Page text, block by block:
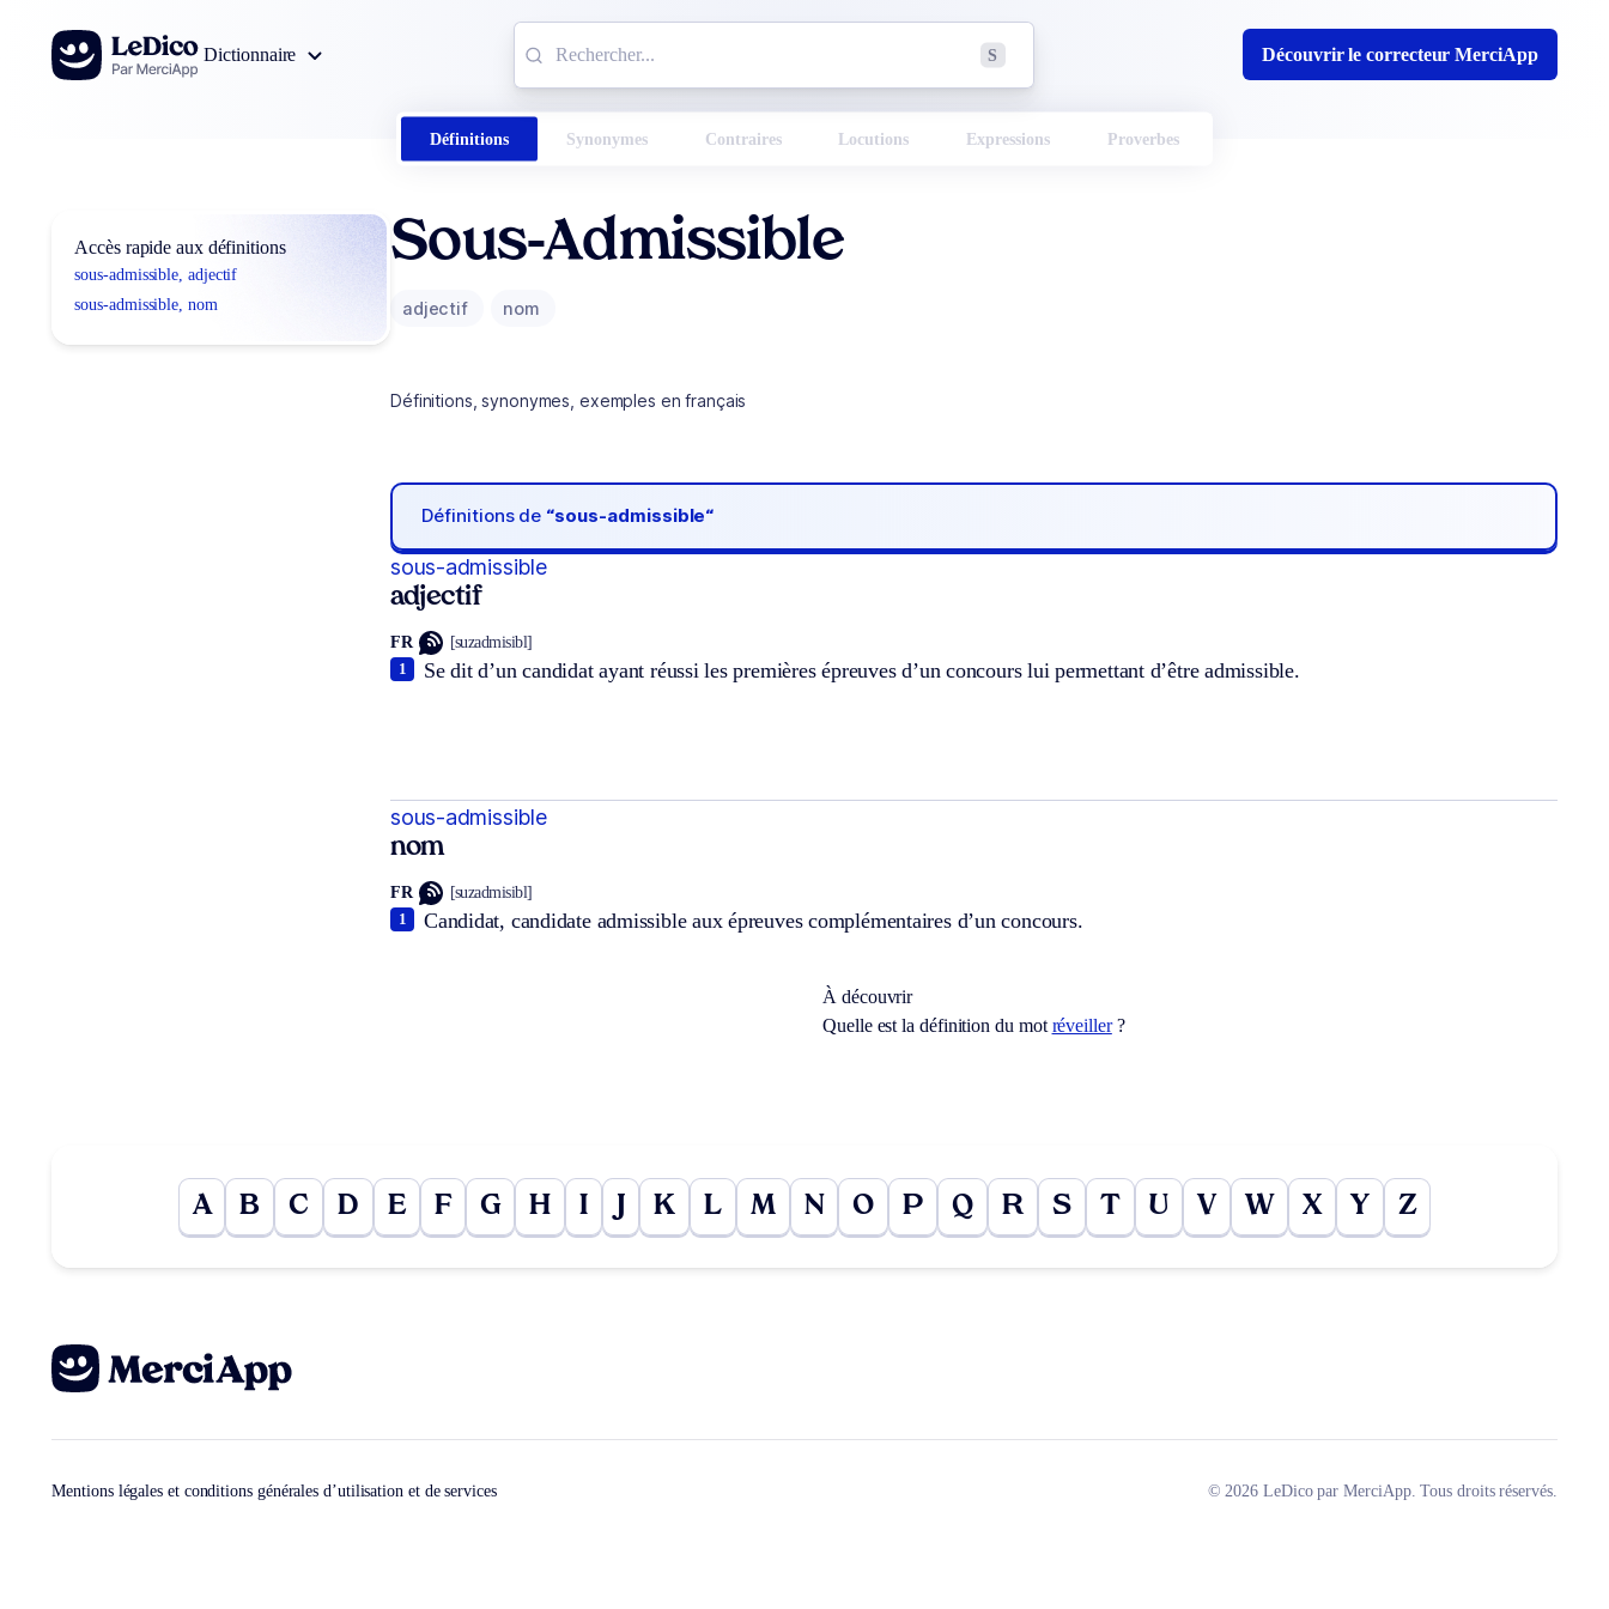
Aller au contenu
Dictionnaire
S Découvrir le correcteur MerciApp
Définitions Synonymes Contraires Locutions Expressions Proverbes
Accès rapide aux définitions
sous-admissible, adjectif
sous-admissible, nom
Sous-Admissible
adjectif nom
Définitions, synonymes, exemples en français
Définitions de “sous-admissible“
sous-admissible
adjectif
FR [suzadmisibl]
Se dit d’un candidat ayant réussi les premières épreuves d’un concours lui permettant d’être admissible.
1
sous-admissible
nom
FR [suzadmisibl]
Candidat, candidate admissible aux épreuves complémentaires d’un concours.
1
À découvrir
Quelle est la définition du mot réveiller?
A B C D E F G H I K L M N O P Q R S T U V W X Y Z
Mentions légales et conditions générales d’utilisation et de services © 2026 LeDico par MerciApp. Tous droits réservés.